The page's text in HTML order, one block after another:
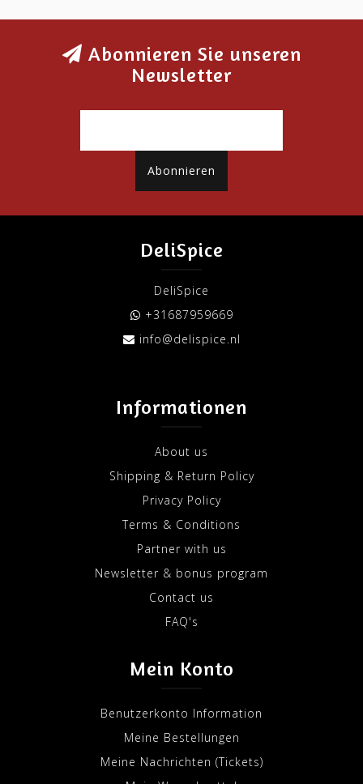
Abonnieren Sie unseren
Newsletter
Abonnieren
DeliSpice
DeliSpice
+31687959669
info@delispice.nl
Informationen
About us
Shipping & Return Policy
Privacy Policy
Terms & Conditions
Partner with us
Newsletter & bonus program
Contact us
FAQ's
Mein Konto
Benutzerkonto Information
Meine Bestellungen
Meine Nachrichten (Tickets)